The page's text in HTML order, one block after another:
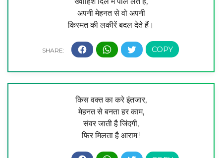
अपनी मेहनत से वो अपनी
किस्मत की लकीरें बदल देते हैं।
किस वक्त का करे इंतजार,
मेहनत से बनता हर काम,
संवर जाती है जिंदगी,
फिर मिलता है आराम !